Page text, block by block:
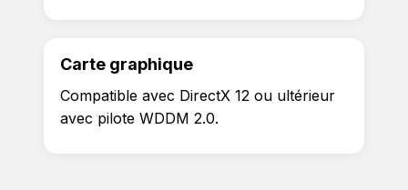
Carte graphique
Compatible avec DirectX 12 ou ultérieur
avec pilote WDDM 2.0.